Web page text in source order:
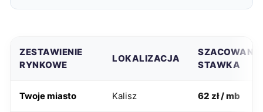
ZESTAWIENIE
RYNKOWE
LOKALIZACJA
SZACOWANA
STAWKA
Twoje miasto Kalisz 62 zł / mb